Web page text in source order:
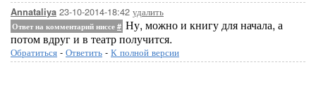
Annataliya 23-10-2014-18:42 удалить
Ответ на комментарий ниссе # Ну, можно и книгу для начала, а
потом вдруг и в театр получится.
Обратиться - Ответить - К полной версии